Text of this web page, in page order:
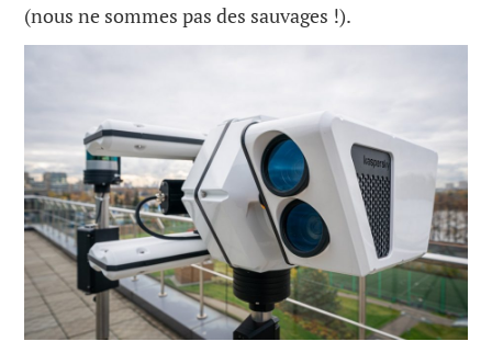
(nous ne sommes pas des sauvages !).